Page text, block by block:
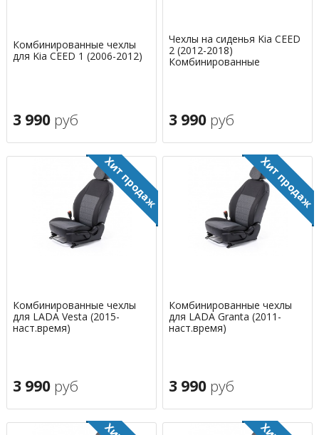
Комбинированные чехлы
для Kia CEED 1 (2006-2012)
3 990 руб
Чехлы на сиденья Kia CEED
2 (2012-2018)
Комбинированные
3 990 руб
Комбинированные чехлы
для LADA Vesta (2015-
наст.время)
3 990 руб
Комбинированные чехлы
для LADA Granta (2011-
наст.время)
3 990 руб